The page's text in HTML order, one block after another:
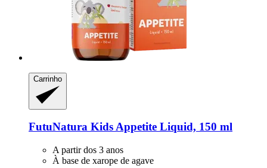
Carrinho
FutuNatura KidsAppetite Liquid, 150 ml
A partir dos 3 anos
À base de xarope de agave